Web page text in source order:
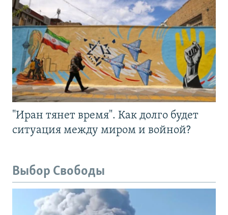
"Иран тянет время". Как долго будет
ситуация между миром и войной?
Выбор Свободы